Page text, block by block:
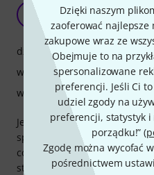
Dzięki naszym
zaoferować najlepsze
zakupowe wraz ze
Obejmuje to na
spersonalizowane
preferencji. Jeśli Ci
udziel zgody na
preferencji, statystyk i
porządku!” (
Zgodę można wycofać
pośrednictwem
Jestem zadowolony
Jestem zadowolony z
spodziewałem. Tomy i bęben
co nadaje mu popowy
stary. Nie jest tak dobrze
dźwięk
właściwości
wykończenie